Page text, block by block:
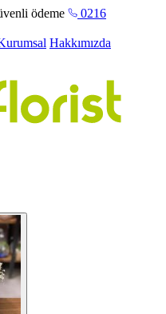
ödeme
0216
Hakkımızda